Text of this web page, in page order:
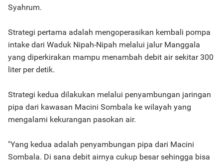
Syahrum.
Strategi pertama adalah mengoperasikan kembali pompa
intake dari Waduk Nipah-Nipah melalui jalur Manggala
yang diperkirakan mampu menambah debit air sekitar 300
liter per detik.
Strategi kedua dilakukan melalui penyambungan jaringan
pipa dari kawasan Macini Sombala ke wilayah yang
mengalami kekurangan pasokan air.
"Yang kedua adalah penyambungan pipa dari Macini
Sombala. Di sana debit airnya cukup besar sehingga bisa